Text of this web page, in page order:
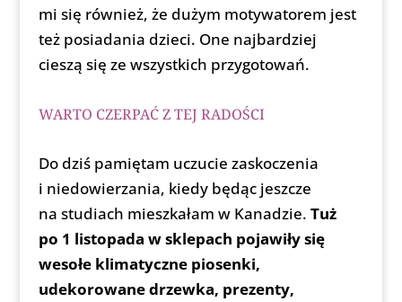
mi się również, że dużym motywatorem jest
też posiadania dzieci. One najbardziej
cieszą się ze wszystkich przygotowań.
WARTO CZERPAĆ Z TEJ RADOŚCI
Do dziś pamiętam uczucie zaskoczenia
i niedowierzania, kiedy będąc jeszcze
na studiach mieszkałam w Kanadzie. Tuż
po 1 listopada w sklepach pojawiły się
wesołe klimatyczne piosenki,
udekorowane drzewka, prezenty,